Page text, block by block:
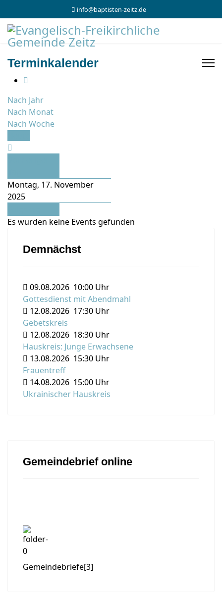
info@baptisten-zeitz.de
Terminkalender
Nach Jahr
Nach Monat
Nach Woche
Montag, 17. November
2025
Es wurden keine Events gefunden
Demnächst
09.08.2026 10:00 Uhr
Gottesdienst mit Abendmahl
12.08.2026 17:30 Uhr
Gebetskreis
12.08.2026 18:30 Uhr
Hauskreis: Junge Erwachsene
13.08.2026 15:30 Uhr
Frauentreff
14.08.2026 15:00 Uhr
Ukrainischer Hauskreis
Gemeindebrief online
Gemeindebriefe[3]